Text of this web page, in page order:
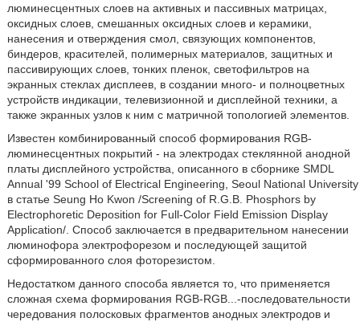
люминесцентных слоев на активных и пассивных матрицах,
оксидных слоев, смешанных оксидных слоев и керамики,
нанесения и отверждения смол, связующих компонентов,
биндеров, красителей, полимерных материалов, защитных и
пассивирующих слоев, тонких пленок, светофильтров на
экранных стеклах дисплеев, в создании много- и полноцветных
устройств индикации, телевизионной и дисплейной техники, а
также экранных узлов к ним с матричной топологией элементов.
Известен комбинированный способ формирования RGB-
люминесцентных покрытий - на электродах стеклянной анодной
платы дисплейного устройства, описанного в сборнике SMDL
Annual '99 School of Electrical Engineering, Seoul National University
в статье Seung Но Kwon /Screening of R.G.B. Phosphors by
Electrophoretic Deposition for Full-Color Field Emission Display
Application/. Способ заключается в предварительном нанесении
люминофора электрофорезом и последующей защитой
сформированного слоя фоторезистом.
Недостатком данного способа является то, что применяется
сложная схема формирования RGB-RGB...-последовательности
чередования полосковых фрагментов анодных электродов и